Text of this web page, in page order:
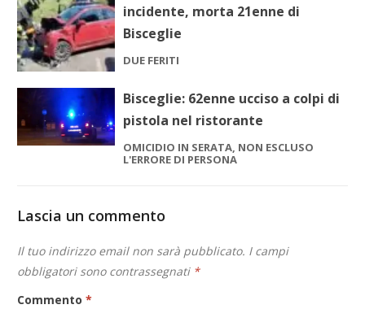
incidente, morta 21enne di
Bisceglie
DUE FERITI
Bisceglie: 62enne ucciso a colpi di
pistola nel ristorante
OMICIDIO IN SERATA, NON ESCLUSO
L'ERRORE DI PERSONA
Lascia un commento
Il tuo indirizzo email non sarà pubblicato. I campi
obbligatori sono contrassegnati *
Commento*